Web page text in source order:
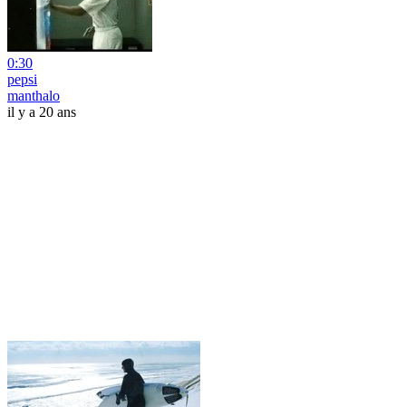
0:30
pepsi
manthalo
il y a 20 ans